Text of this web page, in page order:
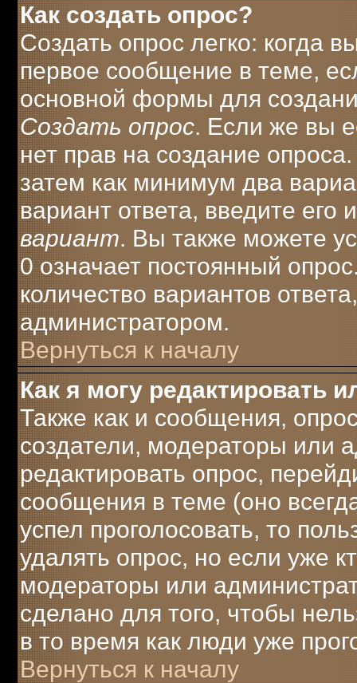
Как создать опрос?
Создать опрос легко: когда
первое сообщение в теме,
основной формы для
Создать опрос. Если же вы
нет прав на создание
затем как минимум два
вариант ответа, введите его
вариант. Вы также можете
0 означает постоянный
количество вариантов
администратором.
Вернуться к началу
Как я могу редактировать
Также как и сообщения,
создатели, модераторы или
редактировать опрос,
сообщения в теме (оно
успел проголосовать, то
удалять опрос, но если уже
модераторы или
сделано для того, чтобы
в то время как люди уже
Вернуться к началу